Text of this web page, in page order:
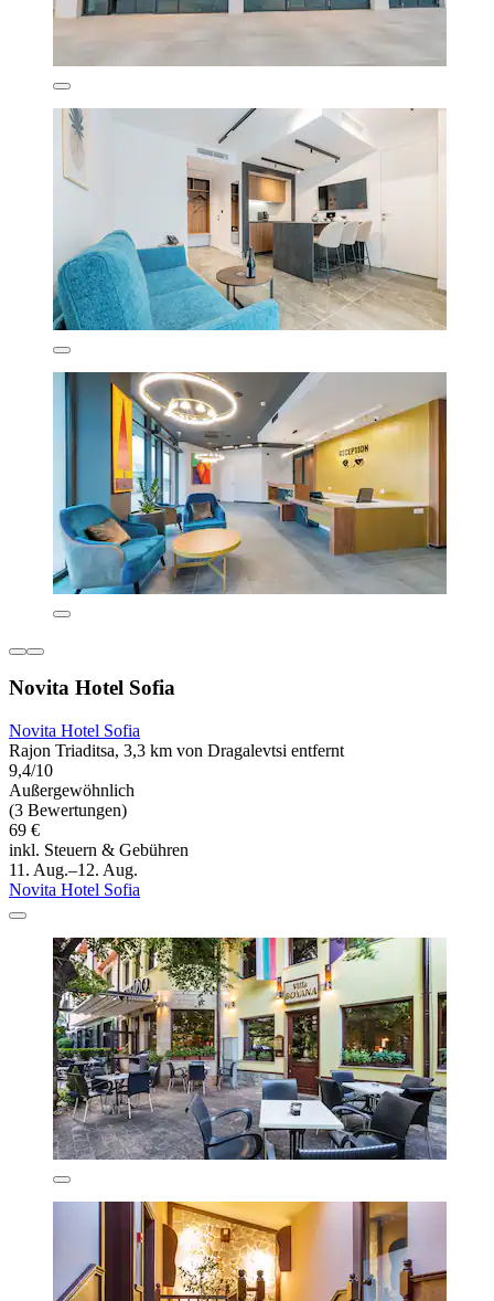
Novita Hotel Sofia
Novita Hotel Sofia
Rajon Triaditsa, 3,3 km von Dragalevtsi entfernt
9,4/10
Außergewöhnlich
(3 Bewertungen)
69 €
inkl. Steuern & Gebühren
11. Aug.–12. Aug.
Novita Hotel Sofia